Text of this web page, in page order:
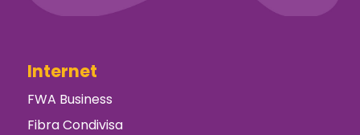
Internet
FWA Business
Fibra Condivisa